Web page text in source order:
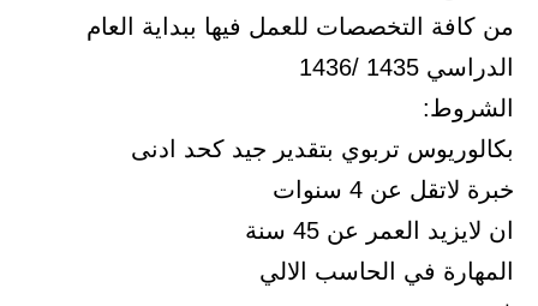
من كافة التخصصات للعمل فيها ببداية العام
الدراسي 1435 /1436
الشروط:
بكالوريوس تربوي بتقدير جيد كحد ادنى
خبرة لاتقل عن 4 سنوات
ان لايزيد العمر عن 45 سنة
المهارة في الحاسب الالي